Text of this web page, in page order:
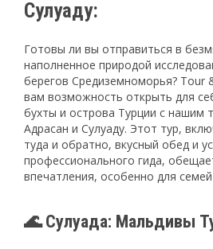
Сулуаду:
Готовы ли вы отправиться в
наполненное природой
берегов Средиземноморья? Tour
вам возможность открыть для
бухты и острова Турции с нашим
Адрасан и Сулуаду. Этот тур,
туда и обратно, вкусный обед и
профессионального гида,
впечатления, особенно для семей
🌊 Сулуада: Мальдивы